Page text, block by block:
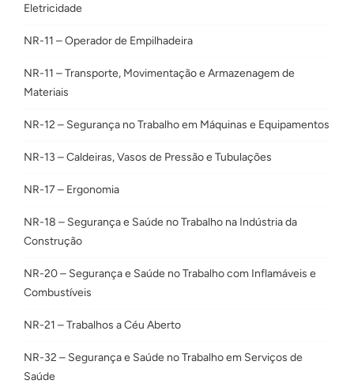
Eletricidade
NR-11 – Operador de Empilhadeira
NR-11 – Transporte, Movimentação e Armazenagem de
Materiais
NR-12 – Segurança no Trabalho em Máquinas e Equipamentos
NR-13 – Caldeiras, Vasos de Pressão e Tubulações
NR-17 – Ergonomia
NR-18 – Segurança e Saúde no Trabalho na Indústria da
Construção
NR-20 – Segurança e Saúde no Trabalho com Inflamáveis e
Combustíveis
NR-21 – Trabalhos a Céu Aberto
NR-32 – Segurança e Saúde no Trabalho em Serviços de
Saúde